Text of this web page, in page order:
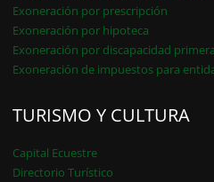
Exoneración por prescripción
Exoneración por hipoteca
Exoneración por discapacidad
Exoneración de impuestos para
TURISMO Y CULTURA
Capital Ecuestre
Directorio Turístico